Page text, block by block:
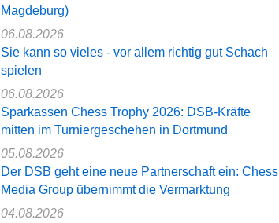
Magdeburg)
06.08.2026
Sie kann so vieles - vor allem richtig gut Schach
spielen
06.08.2026
Sparkassen Chess Trophy 2026: DSB-Kräfte
mitten im Turniergeschehen in Dortmund
05.08.2026
Der DSB geht eine neue Partnerschaft ein: Chess
Media Group übernimmt die Vermarktung
04.08.2026